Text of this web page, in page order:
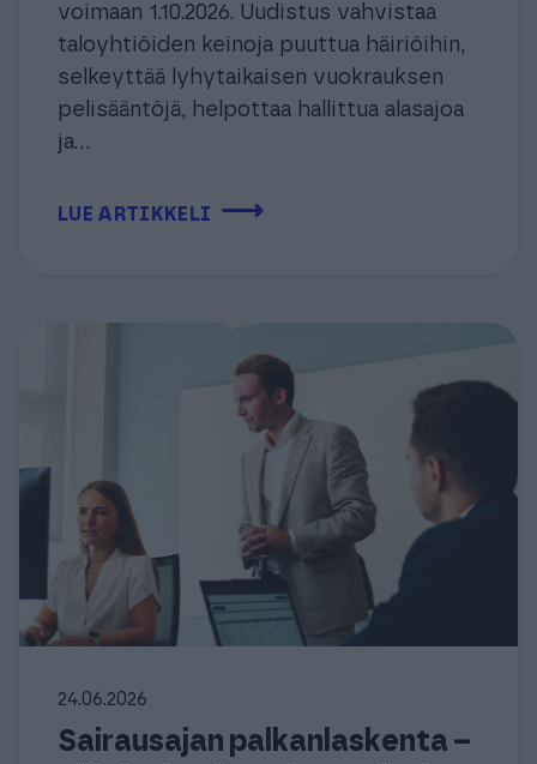
voimaan 1.10.2026. Uudistus vahvistaa
taloyhtiöiden keinoja puuttua häiriöihin,
selkeyttää lyhytaikaisen vuokrauksen
pelisääntöjä, helpottaa hallittua alasajoa
ja...
LUE ARTIKKELI ⟶
24.06.2026
Sairausajan palkanlaskenta –